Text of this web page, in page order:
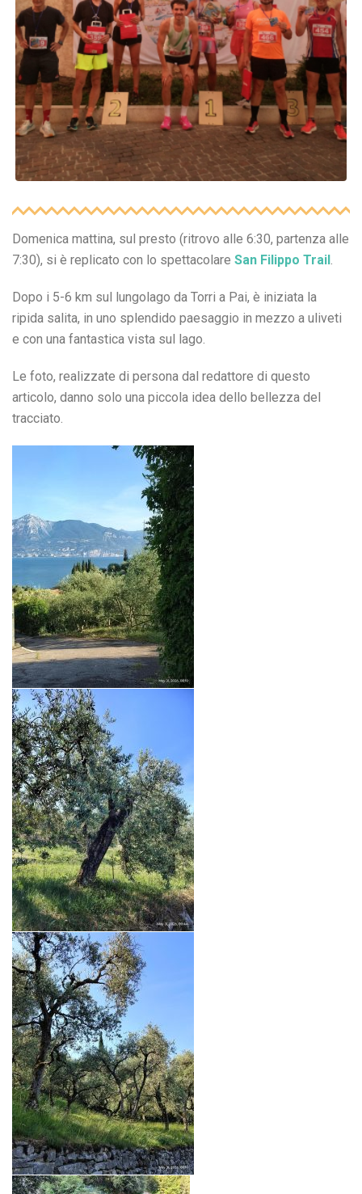
Domenica mattina, sul presto (ritrovo alle 6:30, partenza alle
7:30), si è replicato con lo spettacolare San Filippo Trail
Dopo i 5-6 km sul lungolago da Torri a Pai, è iniziata la
ripida salita, in uno splendido paesaggio in mezzo a uliveti
e con una fantastica vista sul lago.
Le foto, realizzate di persona dal redattore di questo
articolo, danno solo una piccola idea dello bellezza del
tracciato.